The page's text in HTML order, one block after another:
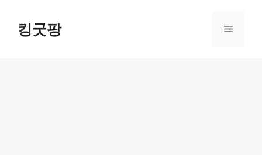
content킹굿팡 Menu